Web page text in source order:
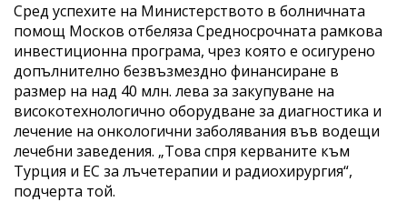
Сред успехите на Министерството в болничната
помощ Москов отбеляза Средносрочната рамкова
инвестиционна програма, чрез която е осигурено
допълнително безвъзмездно финансиране в
размер на над 40 млн. лева за закупуване на
високотехнологично оборудване за диагностика и
лечение на онкологични заболявания във водещи
лечебни заведения. „Това спря керваните към
Турция и ЕС за лъчетерапии и радиохирургия“,
подчерта той.